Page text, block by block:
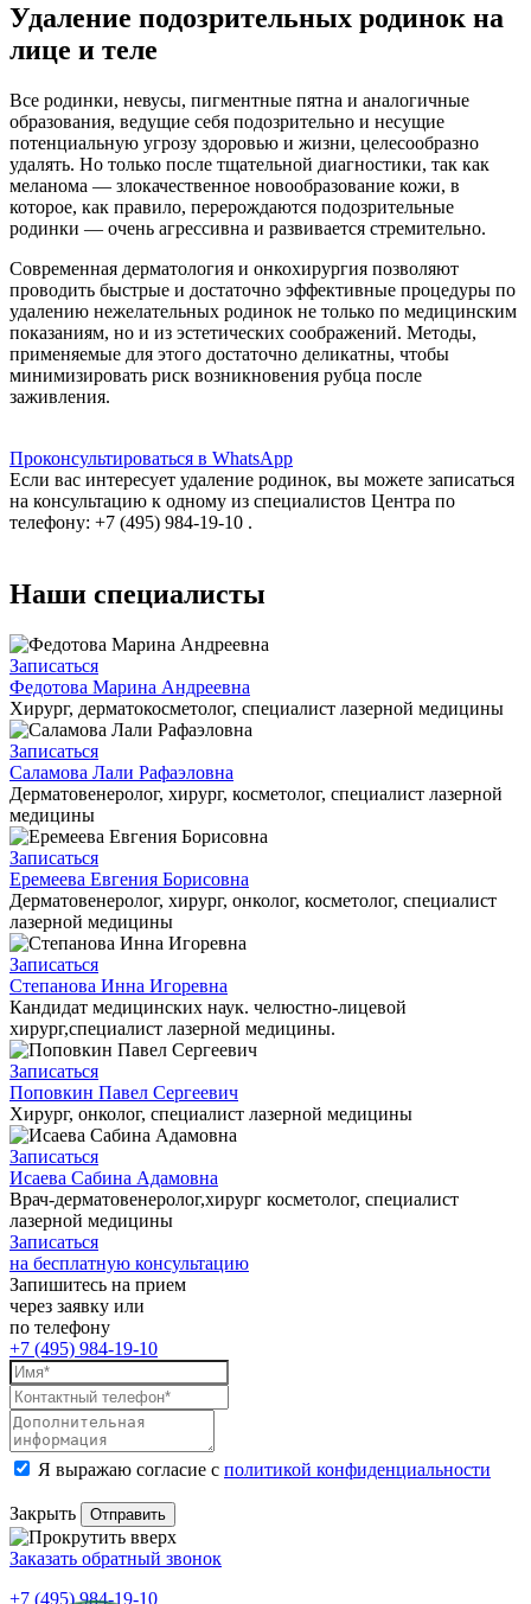
Удаление подозрительных родинок на
лице и теле
Все родинки, невусы, пигментные пятна и аналогичные
образования, ведущие себя подозрительно и несущие
потенциальную угрозу здоровью и жизни, целесообразно
удалять. Но только после тщательной диагностики, так как
меланома ― злокачественное новообразование кожи, в
которое, как правило, перерождаются подозрительные
родинки ― очень агрессивна и развивается стремительно.
Современная дерматология и онкохирургия позволяют
проводить быстрые и достаточно эффективные процедуры по
удалению нежелательных родинок не только по медицинским
показаниям, но и из эстетических соображений. Методы,
применяемые для этого достаточно деликатны, чтобы
минимизировать риск возникновения рубца после
заживления.
Проконсультироваться в WhatsApp
Если вас интересует удаление родинок, вы можете записаться
на консультацию к одному из специалистов Центра по
телефону: +7 (495) 984-19-10 .
Наши специалисты
Записаться
Федотова Марина Андреевна
Хирург, дерматокосметолог, специалист лазерной медицины
Записаться
Саламова Лали Рафаэловна
Дерматовенеролог, хирург, косметолог, специалист лазерной
медицины
Записаться
Еремеева Евгения Борисовна
Дерматовенеролог, хирург, онколог, косметолог, специалист
лазерной медицины
Записаться
Степанова Инна Игоревна
Кандидат медицинских наук. челюстно-лицевой
хирург,специалист лазерной медицины.
Записаться
Поповкин Павел Сергеевич
Хирург, онколог, специалист лазерной медицины
Записаться
Исаева Сабина Адамовна
Врач-дерматовенеролог,хирург косметолог, специалист
лазерной медицины
Записаться
на бесплатную консультацию
Запишитесь на прием
через заявку или
по телефону
+7 (495) 984-19-10
Я выражаю согласие с политикой конфиденциальности
Закрыть
Заказать обратный звонок
+7 (495) 984-19-10